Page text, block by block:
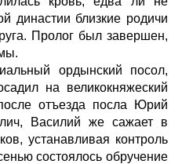
династии близкие родичи
Пролог был завершен,
ордынский посол,
на великокняжеский
отъезда посла Юрий
Василий же сажает в
устанавливая контроль
состоялось обручение